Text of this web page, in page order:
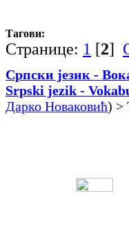
Тагови:
Странице: 1 [2]
Српски језик -
Srpski jezik -
Дарко Новаковић) >